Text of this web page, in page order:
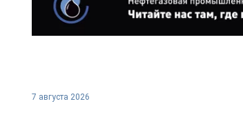
7 августа 2026